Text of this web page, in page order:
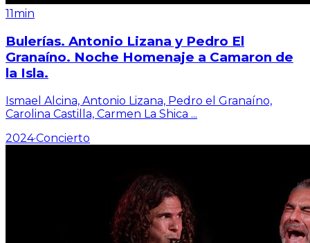
11min
Bulerías. Antonio Lizana y Pedro El
Granaíno. Noche Homenaje a Camaron de
la Isla.
Ismael Alcina, Antonio Lizana, Pedro el Granaíno,
Carolina Castilla, Carmen La Shica ...
2024·Concierto